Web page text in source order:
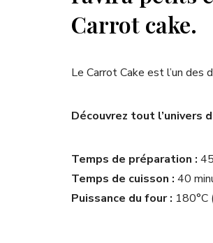
Carrot cake.
Le Carrot Cake est l’un
Découvrez tout l’univers
Temps de préparation :
Temps de cuisson : 40
Puissance du four : 180°C